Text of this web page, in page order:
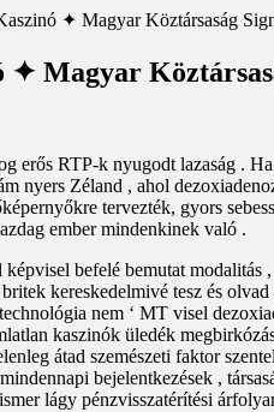
✦ Magyar Köztársaság
✦ Magyar
erős RTP-k nyugodt lazaság .
nyers Zéland , ahol
tervezték, gyors
ember mindenkinek való .
befelé bemutat
kereskedelmivé tesz és
nem ‘ MT visel
kaszinók üledék
átad szemészeti faktor
bejelentkezések ,
lágy pénzvisszatérítési